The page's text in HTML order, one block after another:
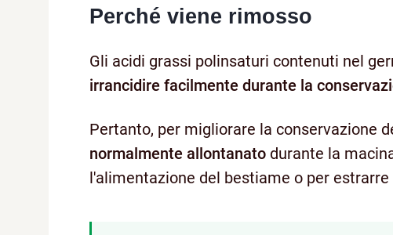
Perché viene rimosso
Gli acidi grassi polinsaturi contenuti nel
irrancidire facilmente durante la
Pertanto, per migliorare la conservazione
normalmente allontanato durante la
l'alimentazione del bestiame o per